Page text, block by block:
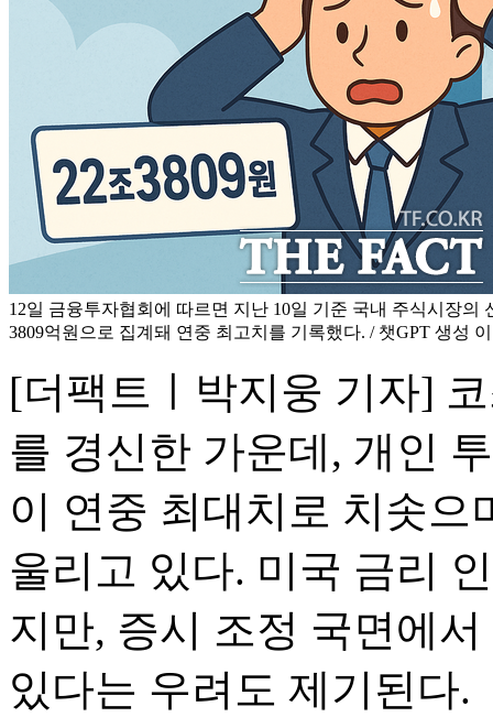
12일 금융투자협회에 따르면 지난 10일 기준 국내 주식시장의
3809억원으로 집계돼 연중 최고치를 기록했다. / 챗GPT 생성
[더팩트ㅣ박지웅 기자]
를 경신한 가운데, 개인
이 연중 최대치로 치솟으
울리고 있다. 미국 금리
지만, 증시 조정 국면에
있다는 우려도 제기된다.